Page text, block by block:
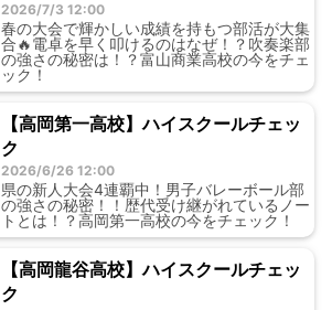
2026/7/3 12:00
春の大会で輝かしい成績を持もつ部活が大集
合🔥電卓を早く叩けるのはなぜ！？吹奏楽部
の強さの秘密は！？富山商業高校の今をチェ
ック！
【高岡第一高校】ハイスクールチェッ
ク
2026/6/26 12:00
県の新人大会4連覇中！男子バレーボール部
の強さの秘密！！歴代受け継がれているノー
トとは！？高岡第一高校の今をチェック！
【高岡龍谷高校】ハイスクールチェッ
ク